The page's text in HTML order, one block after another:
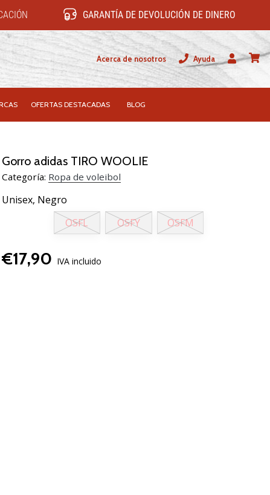
GARANTÍA DE DEVOLUCIÓN DE DINERO
Acerca de nosotros
Ayuda
Usuario
OFERTAS DESTACADAS BLOG
Gorro adidas TIRO WOOLIE
Categoría: Ropa de voleibol
Unisex, Negro
OSFL
OSFY OSFM
€17,90 IVA incluido